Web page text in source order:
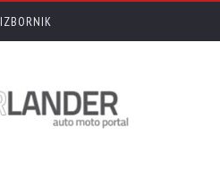
IZBORNIK